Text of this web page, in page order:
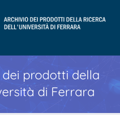
dei prodotti della
di Ferrara